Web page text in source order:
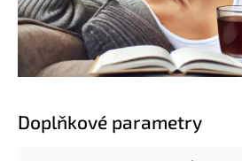
Doplňkové parametry